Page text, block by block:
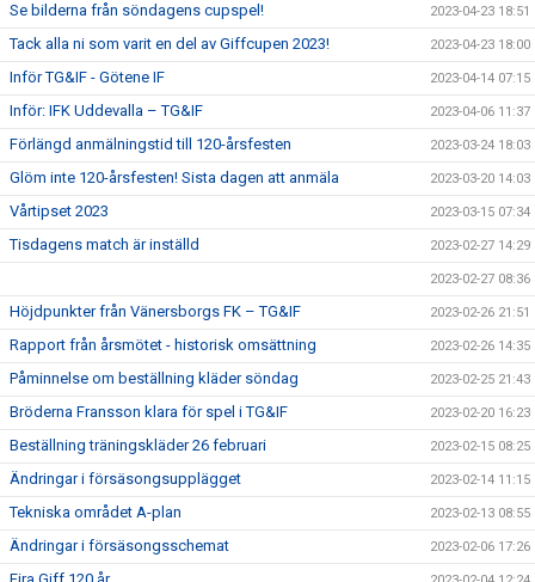
Se bilderna från söndagens cupspel! 2023-04-23 18:51
Tack alla ni som varit en del av Giffcupen 2023! 2023-04-23 18:00
Inför TG&IF - Götene IF 2023-04-14 07:15
Inför: IFK Uddevalla – TG&IF 2023-04-06 11:37
Förlängd anmälningstid till 120-årsfesten 2023-03-24 18:03
Glöm inte 120-årsfesten! Sista dagen att anmäla 2023-03-20 14:03
Vårtipset 2023 2023-03-15 07:34
Tisdagens match är inställd 2023-02-27 14:29
2023-02-27 08:36
Höjdpunkter från Vänersborgs FK – TG&IF 2023-02-26 21:51
Rapport från årsmötet - historisk omsättning 2023-02-26 14:35
Påminnelse om beställning kläder söndag 2023-02-25 21:43
Bröderna Fransson klara för spel i TG&IF 2023-02-20 16:23
Beställning träningskläder 26 februari 2023-02-15 08:25
Ändringar i försäsongsupplägget 2023-02-14 11:15
Tekniska området A-plan 2023-02-13 08:55
Ändringar i försäsongsschemat 2023-02-06 17:26